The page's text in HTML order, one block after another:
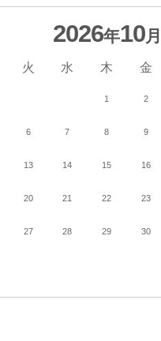
2026年10月
火 水 木 金
1 2
6 7 8 9
13 14 15 16
20 21 22 23
27 28 29 30